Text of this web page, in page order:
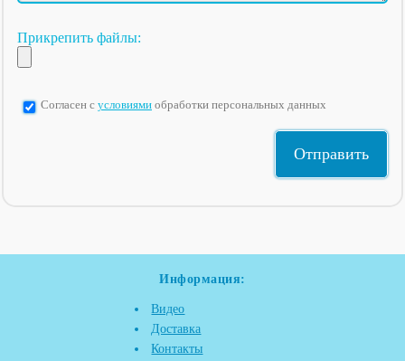
Прикрепить файлы:
Согласен с условиями обработки персональных данных
Информация:
Видео
Доставка
Контакты